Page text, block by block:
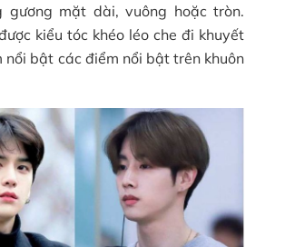
gương mặt dài, vuông hoặc tròn.
kiểu tóc khéo léo che đi khuyết
nổi bật các điểm nổi bật trên khuôn